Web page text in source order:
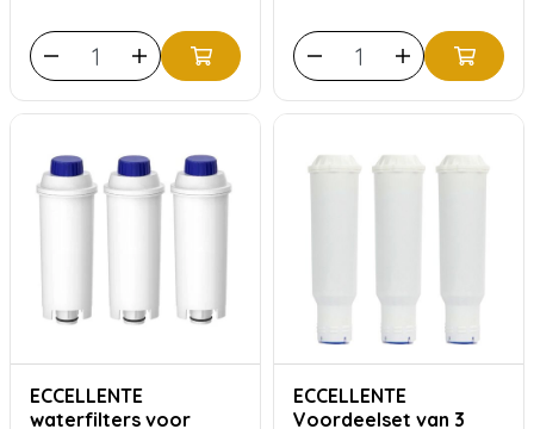
ECCELLENTE
waterfilters voor
ECCELLENTE
Voordeelset van 3